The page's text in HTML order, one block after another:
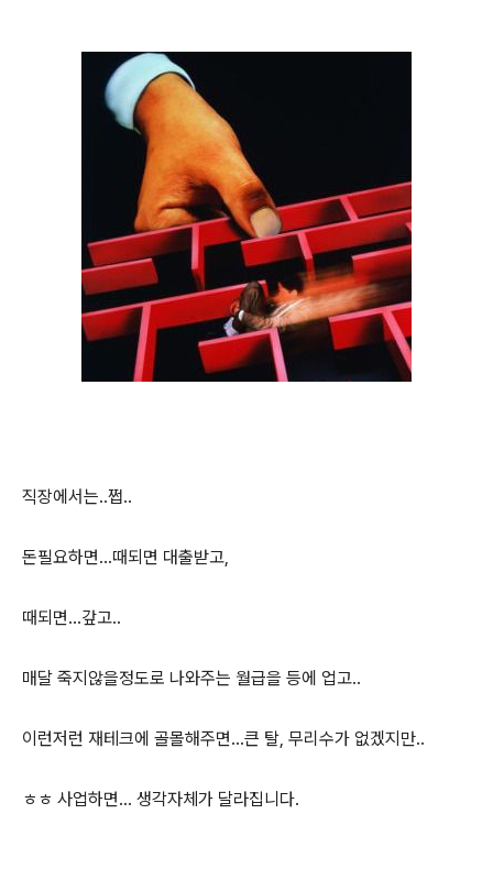
직장에서는..쩝..
돈필요하면...때되면 대출받고,
때되면...갚고..
매달 죽지않을정도로 나와주는 월급을 등에 업고..
이런저런 재테크에 골몰해주면...큰 탈, 무리수가 없겠지만..
ㅎㅎ 사업하면... 생각자체가 달라집니다.